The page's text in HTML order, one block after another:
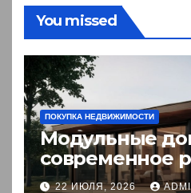
You missed
ПОКУПКА НЕДВИЖИМОСТИ
Модульные
современное
комфортного
22 ИЮЛЯ, 2026